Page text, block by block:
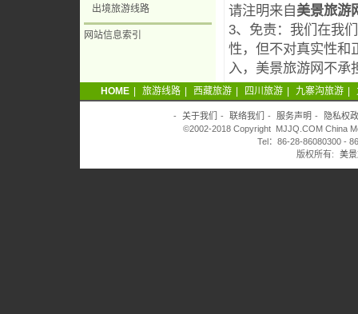
请注明来自美景旅游
3、免责：我们在我
性，但不对真实性和
入，美景旅游网不承
出境旅游线路
网站信息索引
HOME | 旅游线路 | 西藏旅游 | 四川旅游 | 九寨沟旅游 |
- 关于我们 - 联络我们 - 服务声明 -
隐私权
©2002-2018 Copyright MJJQ.COM China
Tel：86-28-86080300 -
版权所有:
美